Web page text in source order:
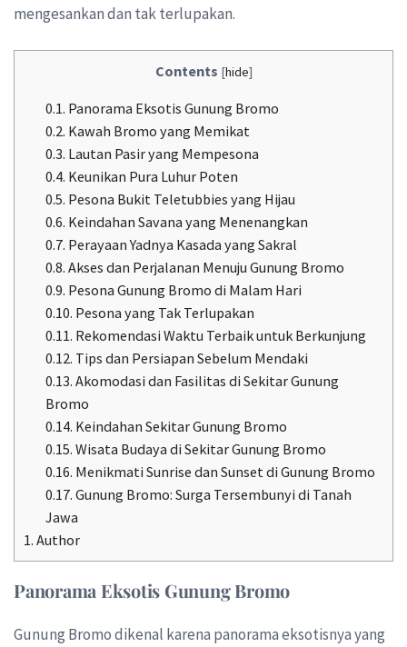
mengesankan dan tak terlupakan.
Contents [hide]
0.1. Panorama Eksotis Gunung Bromo
0.2. Kawah Bromo yang Memikat
0.3. Lautan Pasir yang Mempesona
0.4. Keunikan Pura Luhur Poten
0.5. Pesona Bukit Teletubbies yang Hijau
0.6. Keindahan Savana yang Menenangkan
0.7. Perayaan Yadnya Kasada yang Sakral
0.8. Akses dan Perjalanan Menuju Gunung Bromo
0.9. Pesona Gunung Bromo di Malam Hari
0.10. Pesona yang Tak Terlupakan
0.11. Rekomendasi Waktu Terbaik untuk Berkunjung
0.12. Tips dan Persiapan Sebelum Mendaki
0.13. Akomodasi dan Fasilitas di Sekitar Gunung
Bromo
0.14. Keindahan Sekitar Gunung Bromo
0.15. Wisata Budaya di Sekitar Gunung Bromo
0.16. Menikmati Sunrise dan Sunset di Gunung Bromo
0.17. Gunung Bromo: Surga Tersembunyi di Tanah
Jawa
1. Author
Panorama Eksotis Gunung Bromo
Gunung Bromo dikenal karena panorama eksotisnya yang